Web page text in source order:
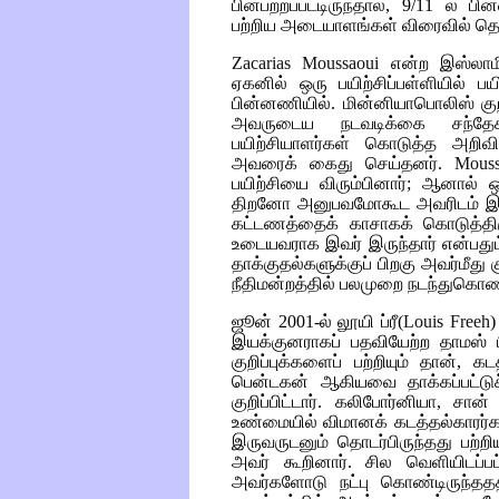
பின்பற்றப்பட்டிருந்தால், 9/11 ல்
பற்றிய அடையாளங்கள் விரைவில்
Zacarias Moussaoui என்ற
ஏகனில் ஒரு பயிற்சிப்பள்ளியில்
பின்னணியில். மின்னியாபொலிஸ்
அவருடைய நடவடிக்கை
பயிற்சியாளர்கள் கொடுத்த
அவரைக் கைது செய்தனர்.
பயிற்சியை விரும்பினார்;
திறனோ அனுபவமோகூட அவரிடம்
கட்டணத்தைக் காசாகக்
உடையவராக இவர் இருந்தார்
தாக்குதல்களுக்குப் பிறகு
நீதிமன்றத்தில் பலமுறை
ஜூன் 2001-ல் லூயி ப்ரீ(Louis Freeh
இயக்குனராகப் பதவியேற்ற தாமஸ்
குறிப்புக்களைப் பற்றியும்
பென்டகன் ஆகியவை
குறிப்பிட்டார். கலிபோர்னியா,
உண்மையில் விமானக்
இருவருடனும் தொடர்பிருந்தது
அவர் கூறினார். சில
அவர்களோடு நட்பு